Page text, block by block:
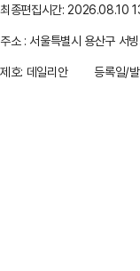
최종편집시간: 2026.08.10
주소 : 서울특별시 용산구 서
제호: 데일리안
등록일/